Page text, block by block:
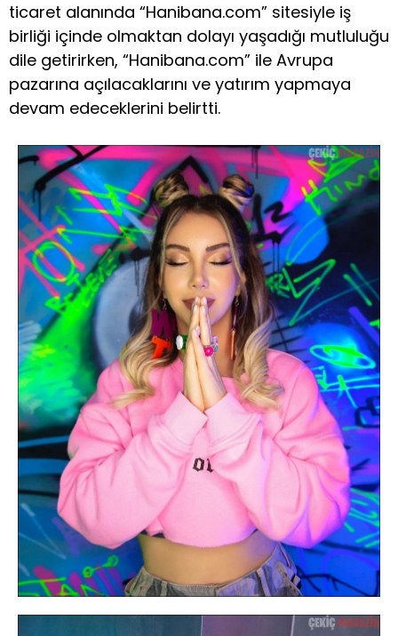
ticaret alanında “Hanibana.com” sitesiyle iş
birliği içinde olmaktan dolayı yaşadığı mutluluğu
dile getirirken, “Hanibana.com” ile Avrupa
pazarına açılacaklarını ve yatırım yapmaya
devam edeceklerini belirtti.